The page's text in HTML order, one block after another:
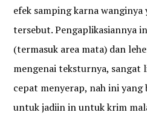
efek samping karna
tersebut. Pengaplikasiannya
(termasuk area mata) dan
mengenai teksturnya, sangat
cepat menyerap, nah ini yang
untuk jadiin in untuk krim